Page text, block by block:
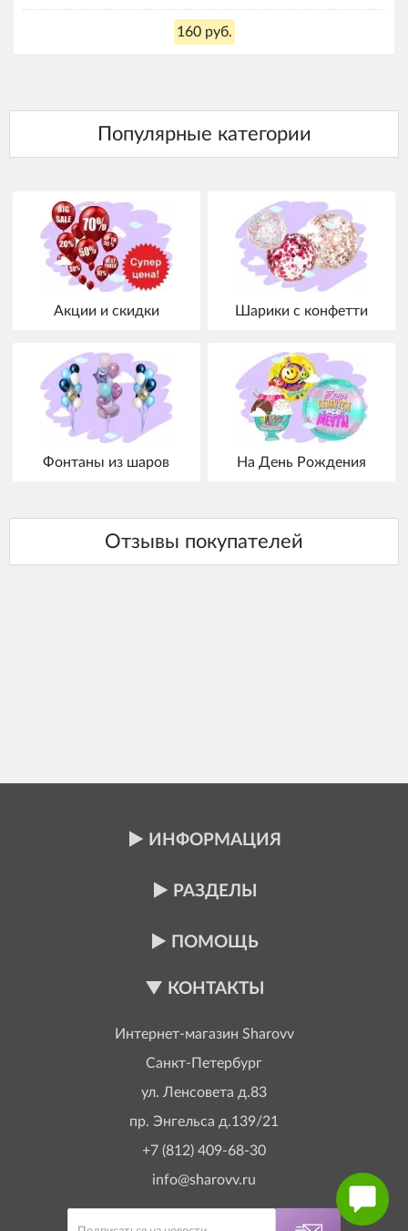
160 руб.
Акции и скидки Шарики с конфетти
Фонтаны из шаров На День Рождения
ИНФОРМАЦИЯ
РАЗДЕЛЫ
ПОМОЩЬ
КОНТАКТЫ
Интернет-магазин Sharovv
Санкт-Петербург
ул. Ленсовета д.83
пр. Энгельса д.139/21
+7 (812) 409-68-30
info@sharovv.ru